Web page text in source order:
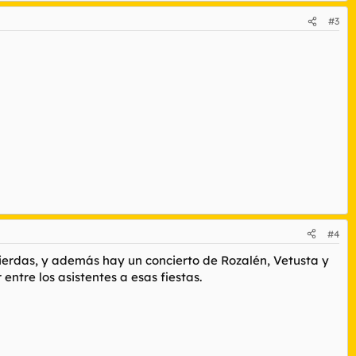
#3
#4
y además hay un concierto de Rozalén, Vetusta y
los asistentes a esas fiestas.